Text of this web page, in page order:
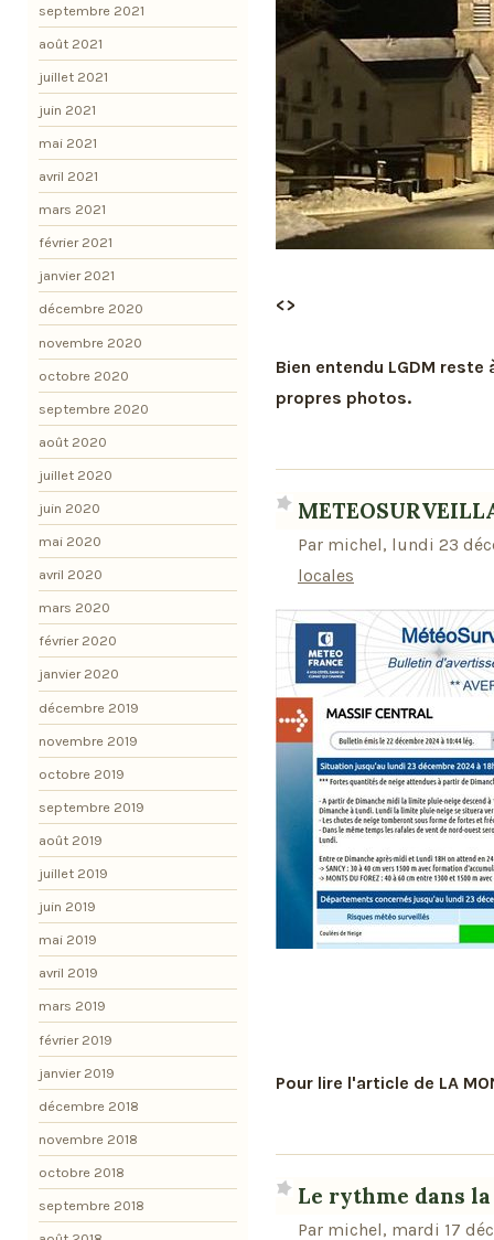
<>
Bien entendu LGDM
propres photos.
Par michel, lundi 23
locales
Pour lire l'article de LA
Le rythme dans la
Par michel, mardi 17
septembre 2021
août 2021
juillet 2021
juin 2021
mai 2021
avril 2021
mars 2021
février 2021
janvier 2021
décembre 2020
novembre 2020
octobre 2020
septembre 2020
août 2020
juillet 2020
juin 2020
mai 2020
avril 2020
mars 2020
février 2020
janvier 2020
décembre 2019
novembre 2019
octobre 2019
septembre 2019
août 2019
juillet 2019
juin 2019
mai 2019
avril 2019
mars 2019
février 2019
janvier 2019
décembre 2018
novembre 2018
octobre 2018
septembre 2018